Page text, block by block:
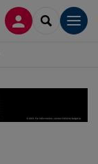
CONNEXION